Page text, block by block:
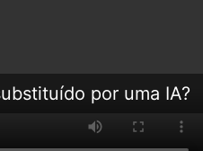
por uma IA?